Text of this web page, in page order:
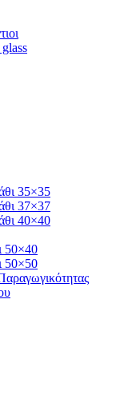
35×35
37×37
40×40
50×40
50×50